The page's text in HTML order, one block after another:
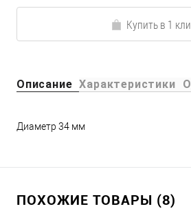
Купить в 1
Описание Характеристики
Диаметр 34 мм
ПОХОЖИЕ ТОВАРЫ (8)